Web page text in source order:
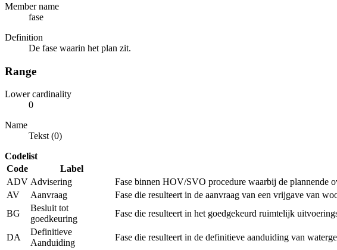
Member name
fase
Definition
De fase waarin het plan zit.
Range
Lower cardinality
0
Name
Tekst (0)
Codelist
Code
Label
ADV Advisering
Fase binnen HOV/SVO procedure waarbij de plannende
AV
Aanvraag
Fase die resulteert in de aanvraag van een vrijgave van
BG
Besluit tot
goedkeuring
Fase die resulteert in het goedgekeurd ruimtelijk
DA
Definitieve
Aanduiding
Fase die resulteert in de definitieve aanduiding van